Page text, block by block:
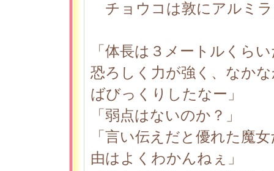
チョウコは敦にアルミ
「体長は３メートルくら
恐ろしく力が強く、なか
ばびっくりしたなー」
「弱点はないのか？」
「言い伝えだと優れた魔
由はよくわかんねぇ」